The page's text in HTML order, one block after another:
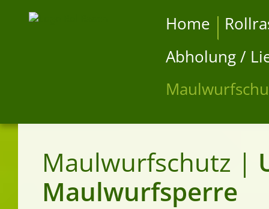
Home
Abholung /
Maulwurfschutz |
Maulwurfsperre